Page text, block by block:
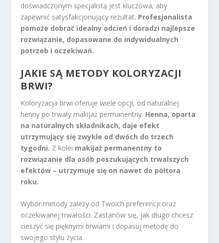
doświadczonym specjalistą jest kluczowa, aby
zapewnić satysfakcjonujący rezultat. Profesjonalista
pomoże dobrać idealny odcień i doradzi najlepsze
rozwiązanie, dopasowane do indywidualnych
potrzeb i oczekiwań.
JAKIE SĄ METODY KOLORYZACJI
BRWI?
Koloryzacja brwi oferuje wiele opcji, od naturalnej
henny po trwały makijaż permanentny. Henna, oparta
na naturalnych składnikach, daje efekt
utrzymujący się zwykle od dwóch do trzech
tygodni. Z kolei makijaż permanentny to
rozwiązanie dla osób poszukujących trwalszych
efektów – utrzymuje się on nawet do półtora
roku.
Wybór metody zależy od Twoich preferencji oraz
oczekiwanej trwałości. Zastanów się, jak długo chcesz
cieszyć się pięknymi brwiami i dopasuj metodę do
swojego stylu życia.